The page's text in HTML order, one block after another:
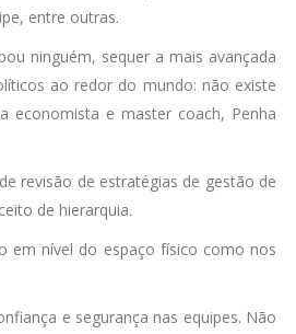
entre outras.
ninguém, sequer a mais avançada
ao redor do mundo: não existe
economista e master coach, Penha
revisão de estratégias de gestão de
de hierarquia.
em nível do espaço físico como nos
e segurança nas equipes. Não